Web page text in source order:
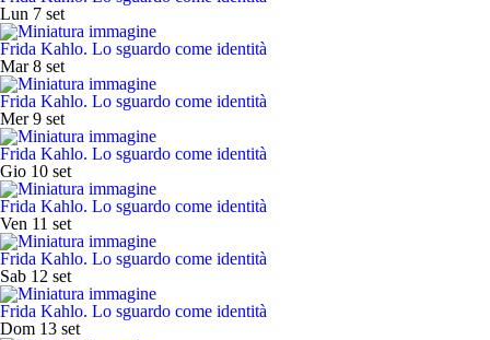
Lun 7 set
Frida Kahlo. Lo sguardo come identità
Mar 8 set
Frida Kahlo. Lo sguardo come identità
Mer 9 set
Frida Kahlo. Lo sguardo come identità
Gio 10 set
Frida Kahlo. Lo sguardo come identità
Ven 11 set
Frida Kahlo. Lo sguardo come identità
Sab 12 set
Frida Kahlo. Lo sguardo come identità
Dom 13 set